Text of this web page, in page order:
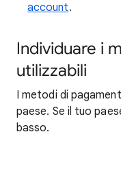
account.
Individuare i
utilizzabili
I metodi di
paese. Se il tuo
basso.